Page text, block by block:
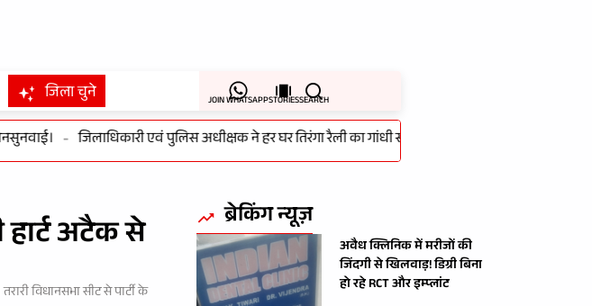
जिला चुने JOIN WHATSAPPSTORIESSEARCH
- जिलाधिकारी एवं पुलिस अधीक्षक ने हर घर तिरंगा रैली का गांधी स्टेडियम से किया शुभारम्भ
हार्ट अटैक से
विधानसभा सीट से पार्टी के
ब्रेकिंग न्यूज़
अवैध क्लिनिक में मरीजों की
जिंदगी से खिलवाड़! डिग्री बिना
हो रहे RCT और इम्प्लांट